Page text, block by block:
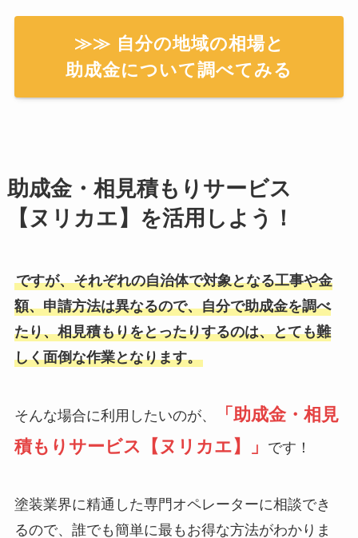
≫≫ 自分の地域の相場と
助成金について調べてみる
助成金・相見積もりサービス
【ヌリカエ】を活用しよう！
ですが、それぞれの自治体で対象となる工事や金
額、申請方法は異なるので、自分で助成金を調べ
たり、相見積もりをとったりするのは、とても難
しく面倒な作業となります。
そんな場合に利用したいのが、
「助成金・相見
積もりサービス【ヌリカエ】」
です！
塗装業界に精通した専門オペレーターに相談でき
るので、誰でも簡単に最もお得な方法がわかりま